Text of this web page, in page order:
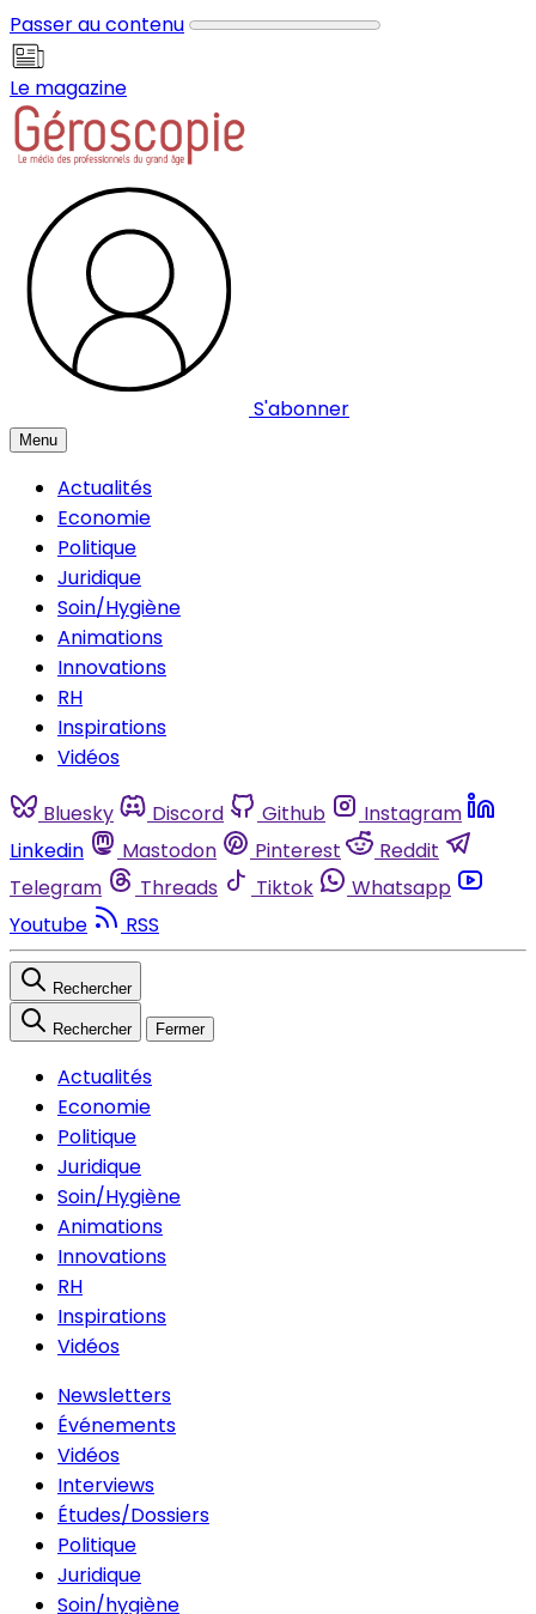
Passer au contenu
Le magazine
S'abonner
Menu
Actualités
Economie
Politique
Juridique
Soin/Hygiène
Animations
Innovations
RH
Inspirations
Vidéos
Bluesky Discord Github
Instagram
Linkedin
Mastodon Pinterest
Reddit
Telegram
Threads Tiktok
Whatsapp
Youtube
RSS
Rechercher
Rechercher Fermer
Actualités
Economie
Politique
Juridique
Soin/Hygiène
Animations
Innovations
RH
Inspirations
Vidéos
Newsletters
Événements
Vidéos
Interviews
Études/Dossiers
Politique
Juridique
Soin/hygiène
Panneau de gestion des cookies